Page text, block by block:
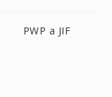
PWP a JIF